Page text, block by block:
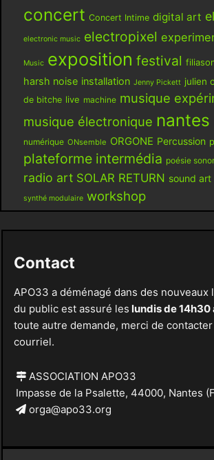
concert Concert Intime digital art
electronic music electropixel
Music exposition festival
harsh noise installation Jenny Pickett julien
de bitche live machine musique
musique électronique nantes
numérique ONsemble ORGONE Percussion
plateforme intermédia poésie
radio art SOLAR RETURN sound art
synthé modulaire workshop
Contact
APO33 a déménagé dans des nouveaux
du public est assuré les lundis de 14h30
toute autre demande, merci de contacter
courriel.
ASSOCIATION APO33
Impasse de la Psalette, 44000, Nantes
orga@apo33.org